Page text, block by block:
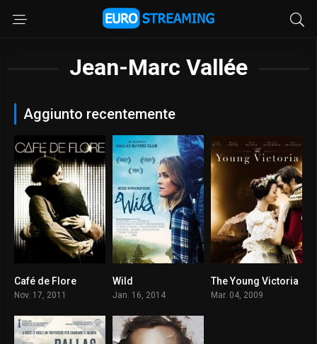
Jean-Marc Vallée
Aggiunto recentemente
Café de Flore
Nov. 17, 2011
Wild
Jan. 16, 2014
7.3
The Young Victoria
Mar. 04, 2009